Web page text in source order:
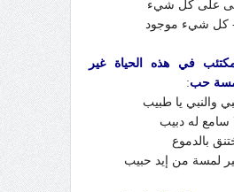
على كل شيء
كل شيء موجود
في هذه الحياة غير
حب:
والنبي يا طبيب
سامع له دبيب
بالدموع
لمسة من إيد حبيب